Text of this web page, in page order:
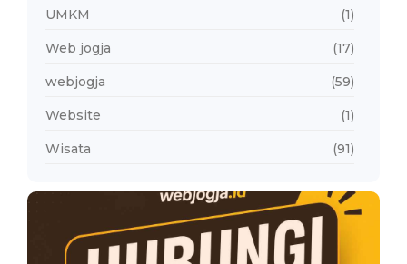
UMKM (1)
Web jogja (17)
webjogja (59)
Website (1)
Wisata (91)